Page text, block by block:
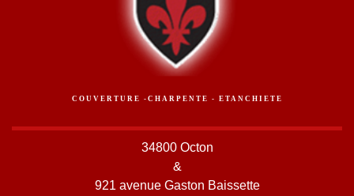
COUVERTURE -CHARPENTE - ETANCHIETE
34800 Octon
&
921 avenue Gaston Baissette